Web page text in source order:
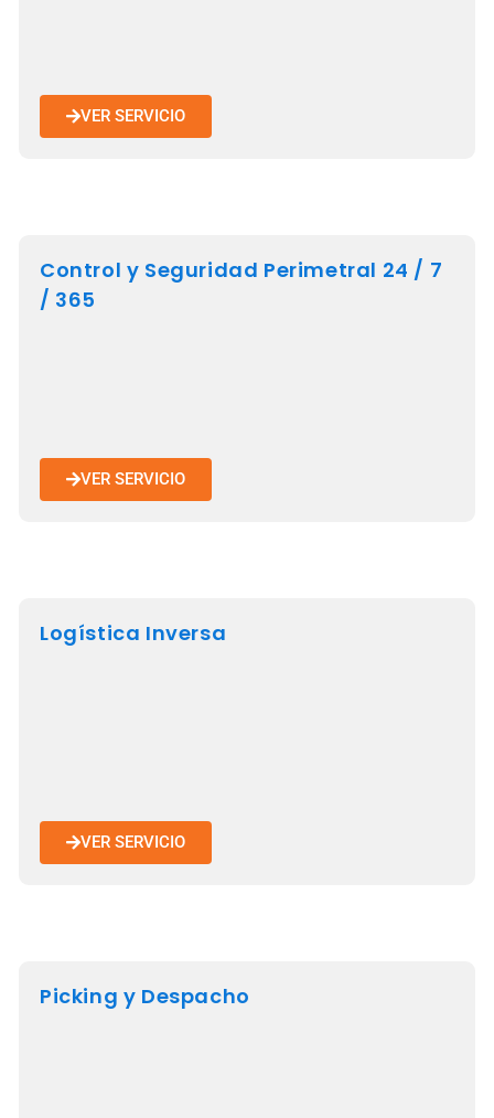
VER SERVICIO
Control y Seguridad Perimetral 24 / 7
/ 365
VER SERVICIO
Logística Inversa
VER SERVICIO
Picking y Despacho